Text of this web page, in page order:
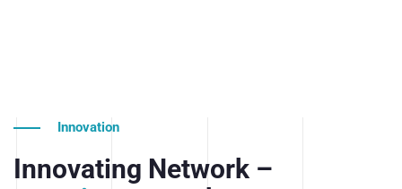
Innovation
Innovating Network –